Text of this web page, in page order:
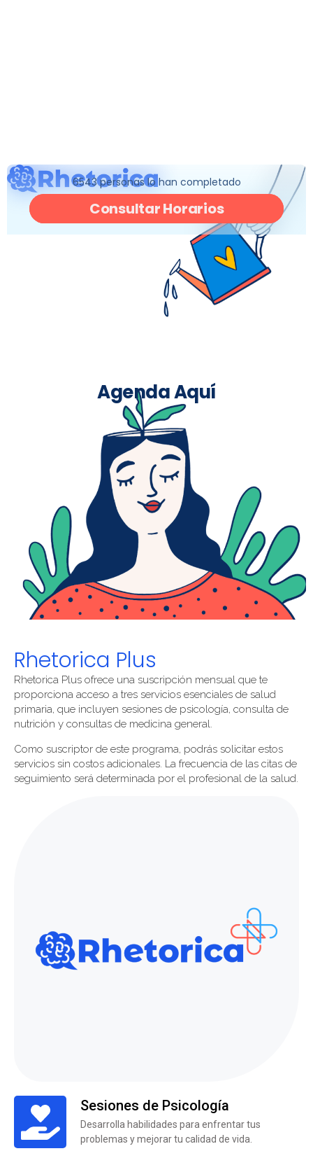
Rhetorica Plus
Rhetorica Plus ofrece una suscripción mensual que te
proporciona acceso a tres servicios esenciales de salud
primaria, que incluyen sesiones de psicología, consulta de
nutrición y consultas de medicina general.
Como suscriptor de este programa, podrás solicitar estos
servicios sin costos adicionales. La frecuencia de las citas de
seguimiento será determinada por el profesional de la salud.
Sesiones de Psicología
Desarrolla habilidades para enfrentar tus
problemas y mejorar tu calidad de vida.